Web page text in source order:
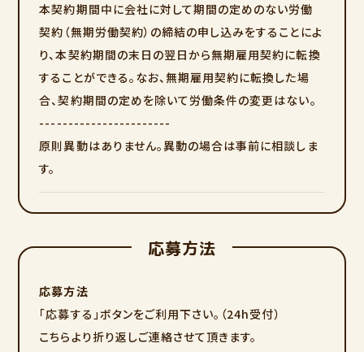
本契約期間中に会社に対して期間の定めのない労働
契約（無期労働契約）の締結の申し込みをすることによ
り、本契約期間の末日の翌日から無期雇用契約に転換
することができる。なお、無期雇用契約に転換した場
合、契約期間の定めを除いて労働条件の変更はない。
-----------------------
原則異動はありません。異動の場合は事前に相談しま
す。
応募方法
応募方法
「応募する」ボタンをご利用下さい。（24h受付）
こちらより折り返しご連絡させて頂きます。